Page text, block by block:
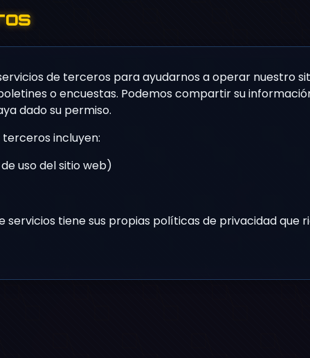
}return password;
de terceros para ayudarnos a operar nuestro
o encuestas. Podemos compartir su
dado su permiso.
incluyen:
uso del sitio web)
servicios tiene sus propias políticas de privacidad que